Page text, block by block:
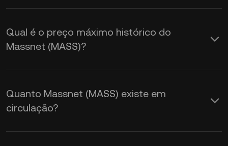
Qual é o preço máximo histórico do
Massnet (MASS)?
Quanto Massnet (MASS) existe em
circulação?